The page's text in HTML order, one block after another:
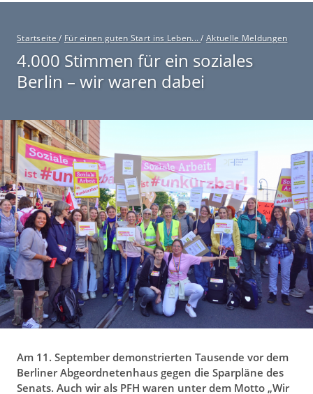
P
a
d
v
i
g
a
t
i
o
n
Startseite/ Für einen guten Start ins Leben.../Aktuelle Meldungen
4.000 Stimmen für ein soziales
Berlin – wir waren dabei
Am 11. September demonstrierten Tausende vor dem
Berliner Abgeordnetenhaus gegen die Sparpläne des
Senats. Auch wir als PFH waren unter dem Motto „Wir